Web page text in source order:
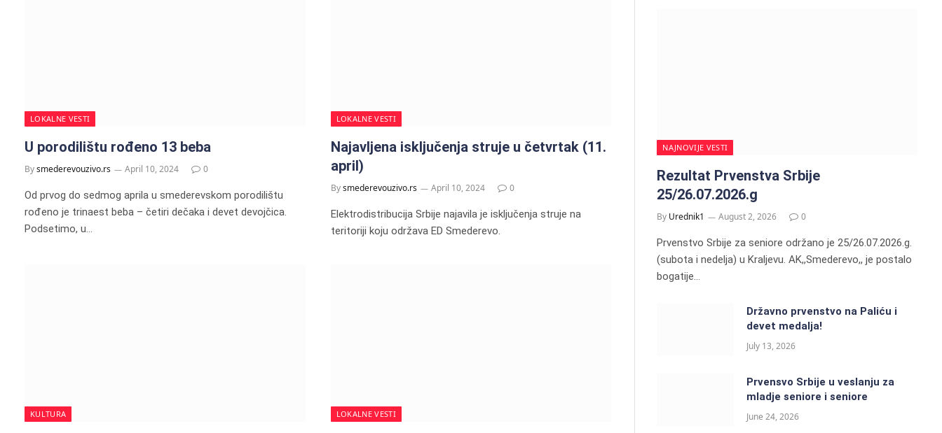
LOKALNE VESTI
U porodilištu rođeno 13 beba
Bysmederevouzivo.rs April 10, 2024 0
Od prvog do sedmog aprila u smederevskom porodilištu
rođeno je trinaest beba – četiri dečaka i devet devojčica.
Podsetimo, u…
LOKALNE VESTI
Najavljena isključenja struje u četvrtak (11.
april)
Bysmederevouzivo.rs April 10, 2024 0
Elektrodistribucija Srbije najavila je isključenja struje na
teritoriji koju održava ED Smederevo.
KULTURA LOKALNE VESTI
NAJNOVIJE VESTI
Rezultat Prvenstva Srbije
25/26.07.2026.g
By Urednik1 August 2, 2026 0
Prvenstvo Srbije za seniore održano je 25/26.07.2026.g.
(subota i nedelja) u Kraljevu. AK,,Smederevo,, je postalo
bogatije…
Državno prvenstvo na Paliću i
devet medalja!
July 13, 2026
Prvensvo Srbije u veslanju za
mladje seniore i seniore
June 24, 2026